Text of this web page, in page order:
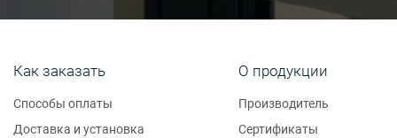
Как заказать
Способы оплаты
Доставка и установка
О продукции
Производитель
Сертификаты